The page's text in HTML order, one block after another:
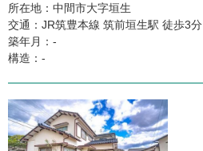
所在地：中間市大字垣生
交通：JR筑豊本線 筑前垣生駅 徒歩3分
築年月：‐
構造：-